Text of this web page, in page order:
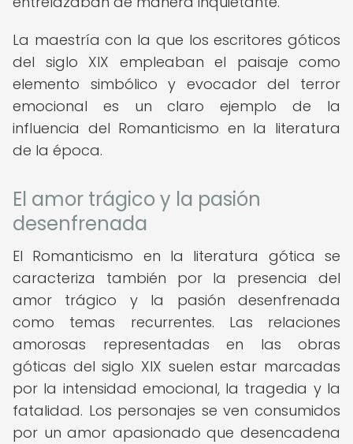
La maestría con la que los escritores góticos
del siglo XIX empleaban el paisaje como
elemento simbólico y evocador del terror
emocional es un claro ejemplo de la
influencia del Romanticismo en la literatura
de la época.
El amor trágico y la pasión
desenfrenada
El Romanticismo en la literatura gótica se
caracteriza también por la presencia del
amor trágico y la pasión desenfrenada
como temas recurrentes. Las relaciones
amorosas representadas en las obras
góticas del siglo XIX suelen estar marcadas
por la intensidad emocional, la tragedia y la
fatalidad. Los personajes se ven consumidos
por un amor apasionado que desencadena